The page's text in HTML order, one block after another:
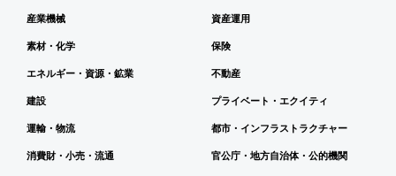
産業機械
素材・化学
エネルギー・資源・鉱業
建設
運輸・物流
消費財・小売・流通
資産運用
保険
不動産
プライベート・エクイティ
都市・インフラストラクチャー
官公庁・地方自治体・公的機関